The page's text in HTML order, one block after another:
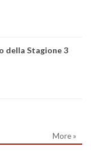
della Stagione 3
More »